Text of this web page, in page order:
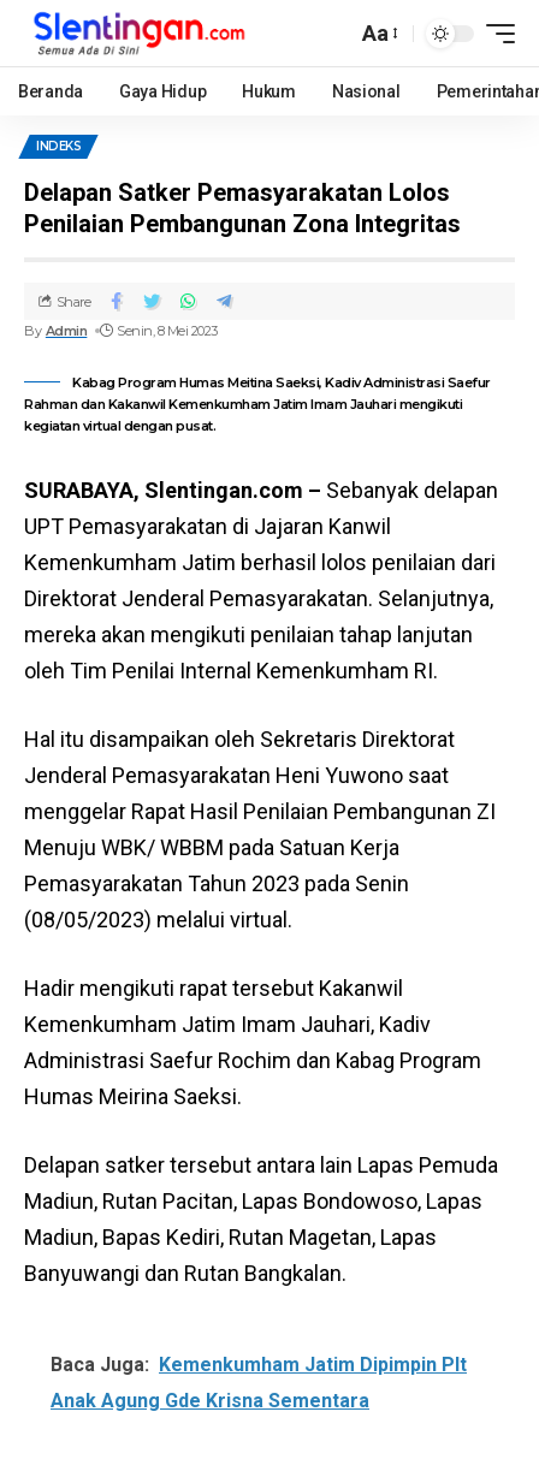
Aa
Beranda Gaya Hidup Hukum Nasional
INDEKS
Delapan Satker Pemasyarakatan Lolos
Penilaian Pembangunan Zona Integritas
By Admin Senin, 8 Mei 2023
Share
Kabag Program Humas Meitina Saeksi, Kadiv Administrasi Saefur
Rahman dan Kakanwil Kemenkumham Jatim Imam Jauhari mengikuti
kegiatan virtual dengan pusat.
SURABAYA, Slentingan.com – Sebanyak delapan
UPT Pemasyarakatan di Jajaran Kanwil
Kemenkumham Jatim berhasil lolos penilaian dari
Direktorat Jenderal Pemasyarakatan. Selanjutnya,
mereka akan mengikuti penilaian tahap lanjutan
oleh Tim Penilai Internal Kemenkumham RI.
Hal itu disampaikan oleh Sekretaris Direktorat
Jenderal Pemasyarakatan Heni Yuwono saat
menggelar Rapat Hasil Penilaian Pembangunan ZI
Menuju WBK/ WBBM pada Satuan Kerja
Pemasyarakatan Tahun 2023 pada Senin
(08/05/2023) melalui virtual.
Hadir mengikuti rapat tersebut Kakanwil
Kemenkumham Jatim Imam Jauhari, Kadiv
Administrasi Saefur Rochim dan Kabag Program
Humas Meirina Saeksi.
Delapan satker tersebut antara lain Lapas Pemuda
Madiun, Rutan Pacitan, Lapas Bondowoso, Lapas
Madiun, Bapas Kediri, Rutan Magetan, Lapas
Banyuwangi dan Rutan Bangkalan.
Baca Juga: Kemenkumham Jatim Dipimpin Plt
Anak Agung Gde Krisna Sementara